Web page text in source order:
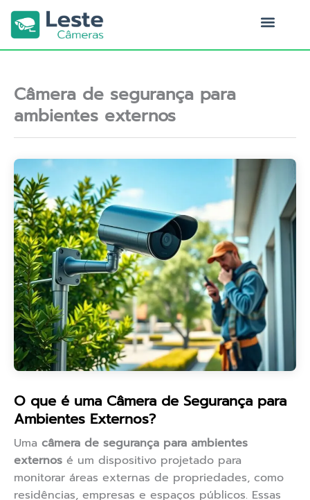
para
conteúdo
Câmera de segurança para
ambientes externos
O que é uma Câmera de Segurança para
Ambientes Externos?
Uma câmera de segurança para ambientes
externos é um dispositivo projetado para
monitorar áreas externas de propriedades, como
residências, empresas e espaços públicos. Essas